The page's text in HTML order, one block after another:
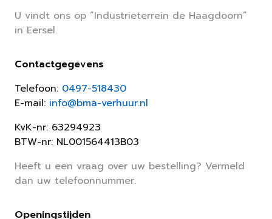
U vindt ons op “Industrieterrein de Haagdoorn”
in Eersel.
Contactgegevens
Telefoon: 0497-518430
E-mail: info@bma-verhuur.nl
KvK-nr: 63294923
BTW-nr: NL001564413B03
Heeft u een vraag over uw bestelling? Vermeld
dan uw telefoonnummer.
Openingstijden